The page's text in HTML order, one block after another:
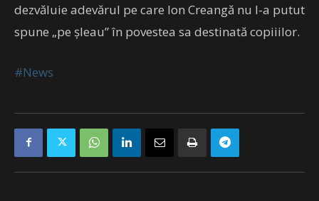
dezvăluie adevărul pe care Ion Creangă nu l-a putut
spune „pe șleau” în povestea sa destinată copiiilor.
#News